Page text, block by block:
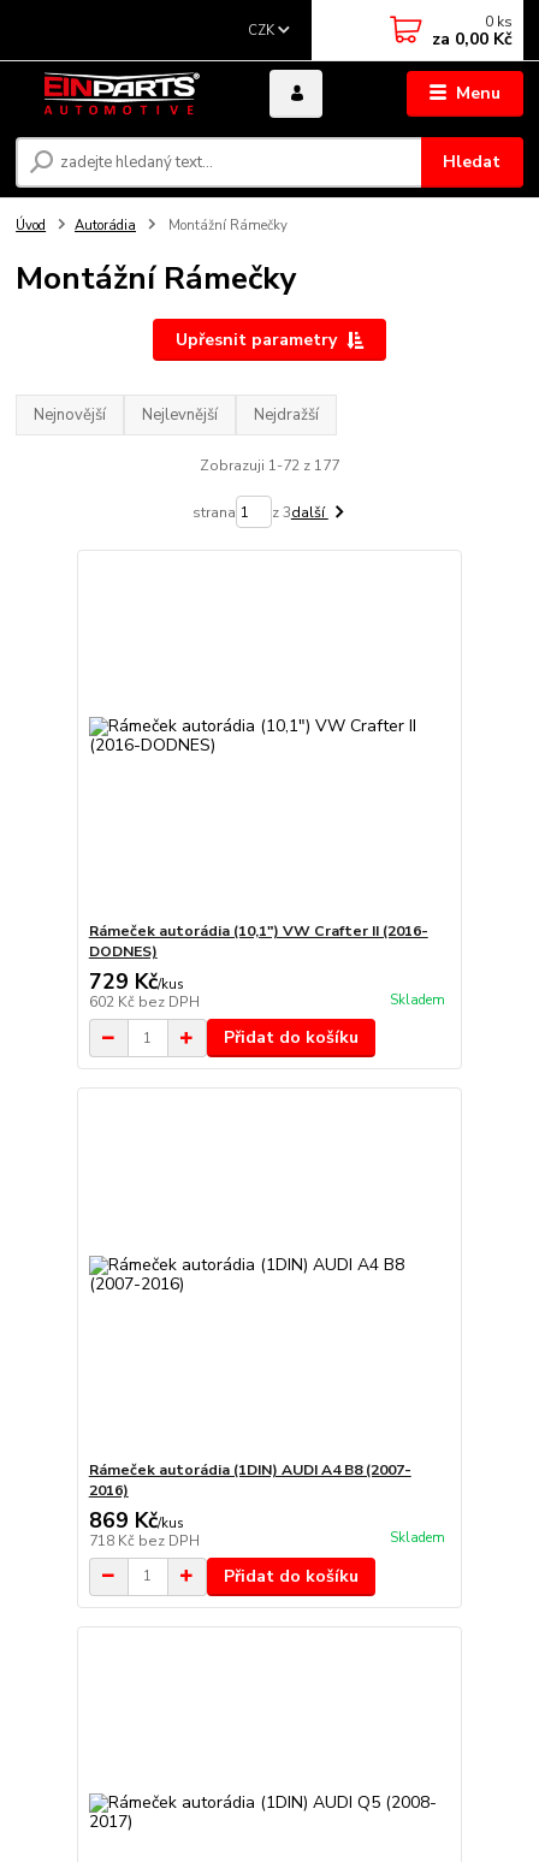
Menu
CZK
Hledat
0 ks
za 0,00 Kč
Úvod Autorádia Montážní Rámečky
Montážní Rámečky
Upřesnit parametry
Nejnovější Nejlevnější Nejdražší
Zobrazuji 1-72 z 177
strana z 3další
Rámeček autorádia (10,1") VW Crafter II (2016-
DODNES)
729 Kč/kus
602 Kč bez DPH Skladem
Přidat do košíku
Rámeček autorádia (1DIN) AUDI A4 B8 (2007-
2016)
869 Kč/kus
718 Kč bez DPH Skladem
Přidat do košíku